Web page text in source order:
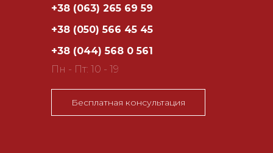
+38 (063) 265 69 59
+38 (050) 566 45 45
+38 (044) 568 0 561
Пн - Пт: 10 - 19
Бесплатная консультация